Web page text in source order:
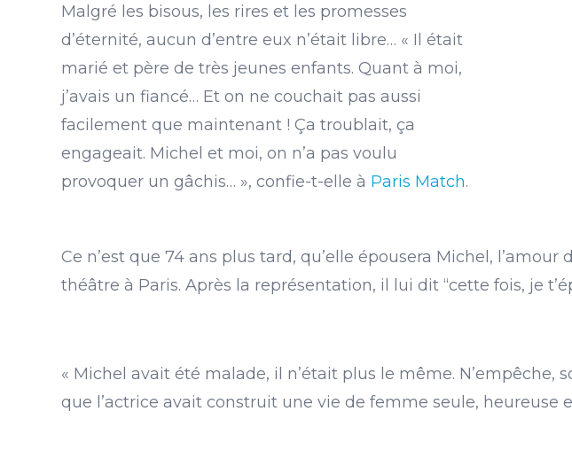
Malgré les bisous, les rires et les promesses
d’éternité, aucun d’entre eux n’était libre… « Il était
marié et père de très jeunes enfants. Quant à moi,
j’avais un fiancé… Et on ne couchait pas aussi
facilement que maintenant ! Ça troublait, ça
engageait. Michel et moi, on n’a pas voulu
provoquer un gâchis… », confie-t-elle à Paris Match.
Ce n’est que 74 ans plus tard, qu’elle épousera Michel, l’amour
théâtre à Paris. Après la représentation, il lui dit “cette fois, je
« Michel avait été malade, il n’était plus le même. N’empêche,
que l’actrice avait construit une vie de femme seule, heureuse